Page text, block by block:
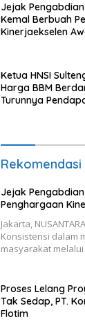
Jejak
Kemal Berbuah
Kinerjaekselen
Ketua HNSI
Harga BBM
Turunnya
Jejak
Penghargaan
Jakarta,
Konsistensi dalam
masyarakat
Proses Lelang
Tak Sedap, PT.
Flotim